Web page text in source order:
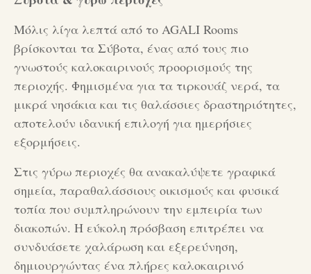
Μόλις λίγα λεπτά από το AGALI Rooms
βρίσκονται τα Σύβοτα, ένας από τους πιο
γνωστούς καλοκαιρινούς προορισμούς της
περιοχής. Φημισμένα για τα τιρκουάζ νερά, τα
μικρά νησάκια και τις θαλάσσιες δραστηριότητες,
αποτελούν ιδανική επιλογή για ημερήσιες
εξορμήσεις.
Στις γύρω περιοχές θα ανακαλύψετε γραφικά
σημεία, παραθαλάσσιους οικισμούς και φυσικά
τοπία που συμπληρώνουν την εμπειρία των
διακοπών. Η εύκολη πρόσβαση επιτρέπει να
συνδυάσετε χαλάρωση και εξερεύνηση,
δημιουργώντας ένα πλήρες καλοκαιρινό